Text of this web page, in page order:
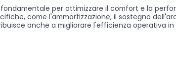
per ottimizzare il comfort e la
come l'ammortizzazione, il sostegno
anche a migliorare l'efficienza operativa